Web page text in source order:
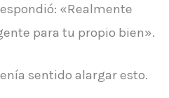
«Realmente
para tu propio bien».
sentido alargar esto.